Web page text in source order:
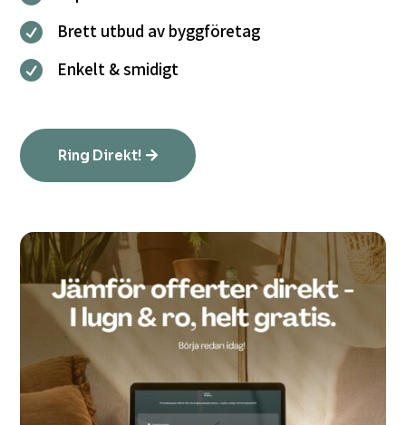
 Brett utbud av byggföretag
 Enkelt & smidigt
Ring Direkt!